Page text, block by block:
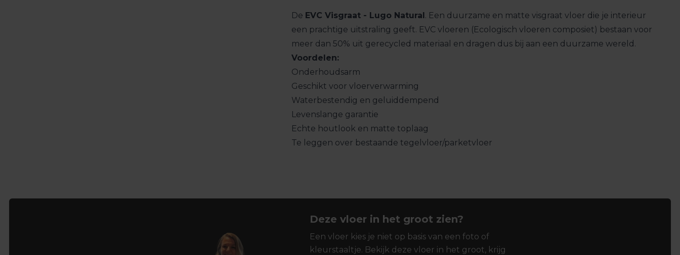
De EVC Visgraat - Lugo Natural. Een duurzame en matte visgraat vloer die je interieur
een prachtige uitstraling geeft. EVC vloeren (Ecologisch vloeren composiet) bestaan voor
meer dan 50% uit gerecycled materiaal en dragen dus bij aan een duurzame wereld.
Voordelen:
Onderhoudsarm
Geschikt voor vloerverwarming
Waterbestendig en geluiddempend
Levenslange garantie
Echte houtlook en matte toplaag
Te leggen over bestaande tegelvloer/parketvloer
Deze vloer in het groot zien?
Een vloer kies je niet op basis van een foto of
kleurstaaltje. Bekijk deze vloer in het groot, krijg